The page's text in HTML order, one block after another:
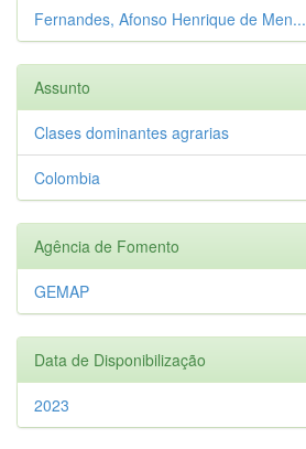
Fernandes, Afonso Henrique de Men...
Assunto
Clases dominantes agrarias
Colombia
Agência de Fomento
GEMAP
Data de Disponibilização
2023